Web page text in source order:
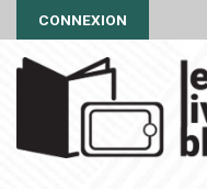
CONNEXION